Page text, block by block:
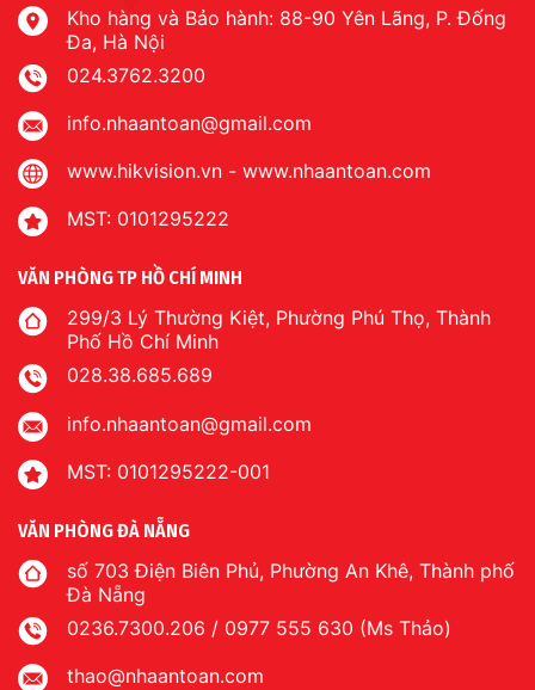
Kho hàng và Bảo hành: 88-90 Yên Lãng, P. Đống
Đa, Hà Nội
024.3762.3200
info.nhaantoan@gmail.com
www.hikvision.vn - www.nhaantoan.com
MST: 0101295222
VĂN PHÒNG TP HỒ CHÍ MINH
299/3 Lý Thường Kiệt, Phường Phú Thọ, Thành
Phố Hồ Chí Minh
028.38.685.689
info.nhaantoan@gmail.com
MST: 0101295222-001
VĂN PHÒNG ĐÀ NẴNG
số 703 Điện Biên Phủ, Phường An Khê, Thành phố
Đà Nẵng
0236.7300.206 / 0977 555 630 (Ms Thảo)
thao@nhaantoan.com